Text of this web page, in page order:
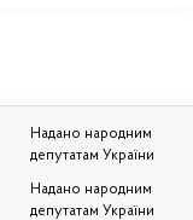
Надано народним
депутатам України
Надано народним
депутатам України